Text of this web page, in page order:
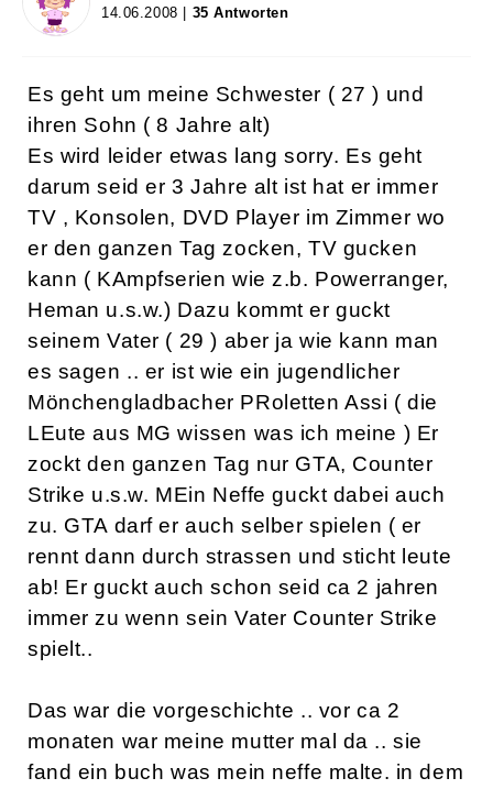
14.06.2008 | 35 Antworten
Es geht um meine Schwester ( 27 ) und
ihren Sohn ( 8 Jahre alt)
Es wird leider etwas lang sorry. Es geht
darum seid er 3 Jahre alt ist hat er immer
TV , Konsolen, DVD Player im Zimmer wo
er den ganzen Tag zocken, TV gucken
kann ( KAmpfserien wie z.b. Powerranger,
Heman u.s.w.) Dazu kommt er guckt
seinem Vater ( 29 ) aber ja wie kann man
es sagen .. er ist wie ein jugendlicher
Mönchengladbacher PRoletten Assi ( die
LEute aus MG wissen was ich meine ) Er
zockt den ganzen Tag nur GTA, Counter
Strike u.s.w. MEin Neffe guckt dabei auch
zu. GTA darf er auch selber spielen ( er
rennt dann durch strassen und sticht leute
ab! Er guckt auch schon seid ca 2 jahren
immer zu wenn sein Vater Counter Strike
spielt..
Das war die vorgeschichte .. vor ca 2
monaten war meine mutter mal da .. sie
fand ein buch was mein neffe malte. in dem